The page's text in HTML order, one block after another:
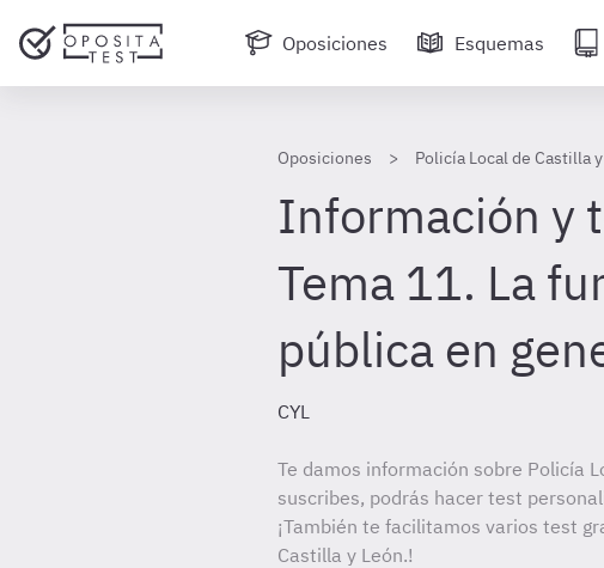
Oposiciones Esquemas
Oposiciones Policía Local de Castilla
Información y
Tema 11. La
pública en
CYL
Te damos información sobre Policía
suscribes, podrás hacer test
¡También te facilitamos varios test
Castilla y León.!